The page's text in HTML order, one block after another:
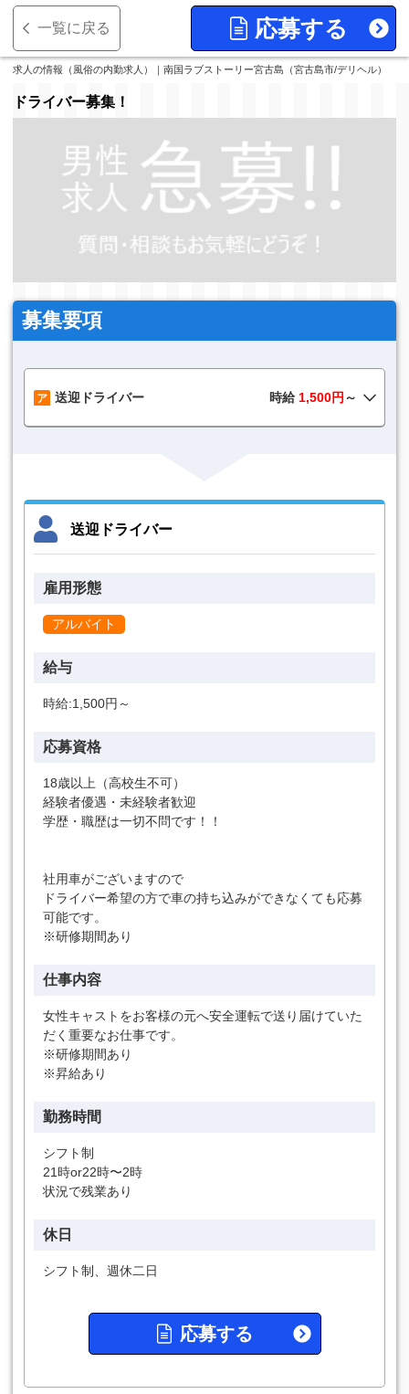
一覧に戻る 応募する
求人の情報（風俗の内勤求人）｜南国ラブストーリー宮古島（宮古島市/デリヘル）
ドライバー募集！
募集要項
送迎ドライバー 時給 1,500円 ～
送迎ドライバー
雇用形態
アルバイト
給与
時給:1,500円～
応募資格
18歳以上（高校生不可）
経験者優遇・未経験者歓迎
学歴・職歴は一切不問です！！
社用車がございますので
ドライバー希望の方で車の持ち込みができなくても応募
可能です。
※研修期間あり
仕事内容
女性キャストをお客様の元へ安全運転で送り届けていた
だく重要なお仕事です。
※研修期間あり
※昇給あり
勤務時間
シフト制
21時or22時〜2時
状況で残業あり
休日
シフト制、週休二日
応募する